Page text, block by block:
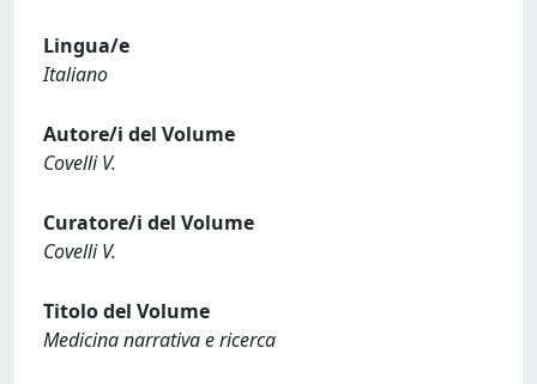
Lingua/e
Italiano
Autore/i del Volume
Covelli V.
Curatore/i del Volume
Covelli V.
Titolo del Volume
Medicina narrativa e ricerca